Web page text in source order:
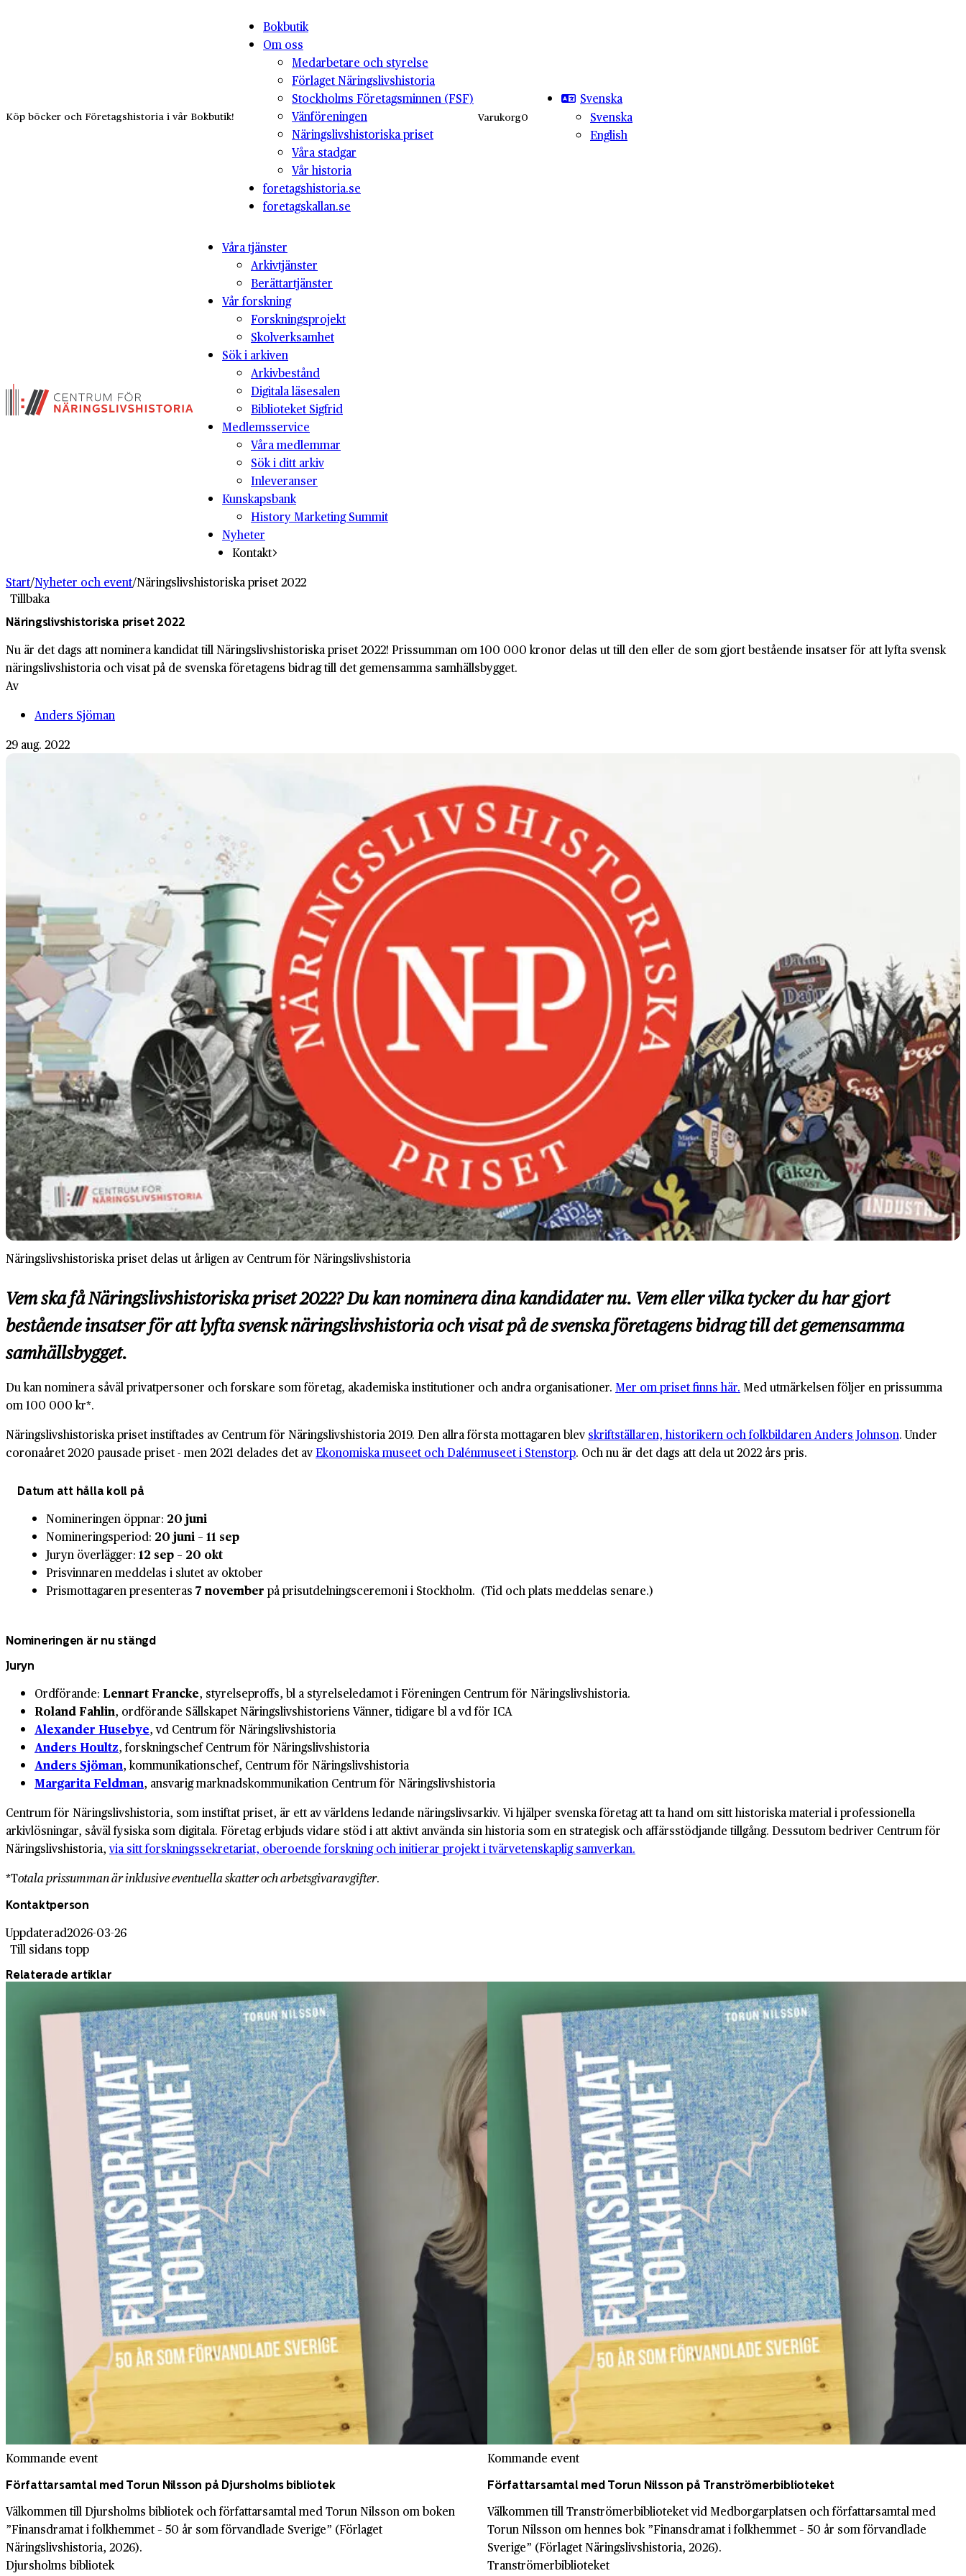
Köp böcker och Företagshistoria i vår Bokbutik!
Bokbutik
Om oss
Medarbetare och styrelse
Förlaget Näringslivshistoria
Stockholms Företagsminnen (FSF)
Vänföreningen
Näringslivshistoriska priset
Våra stadgar
Vår historia
foretagshistoria.se
foretagskallan.se
Varukorg0
Svenska
Svenska
English
Våra tjänster
Arkivtjänster
Berättartjänster
Vår forskning
Forskningsprojekt
Skolverksamhet
Sök i arkiven
Arkivbestånd
Digitala läsesalen
Biblioteket Sigfrid
Medlemsservice
Våra medlemmar
Sök i ditt arkiv
Inleveranser
Kunskapsbank
History Marketing Summit
Nyheter
Kontakt
Start/Nyheter och event/Näringslivshistoriska priset 2022
Tillbaka
Näringslivshistoriska priset 2022
Nu är det dags att nomi­nera kandidat till Närings­livs­histo­riska priset 2022! Pris­summan om 100 000 kronor delas ut till den eller de som gjort bestående insatser för att lyfta svensk
närings­livs­historia och visat på de svenska före­tagens bidrag till det gemen­samma samhälls­bygget.
Av
Anders Sjöman
29 aug. 2022
Näringslivshistoriska priset delas ut årligen av Centrum för Näringslivshistoria
Vem ska få Näringslivshistoriska priset 2022? Du kan nominera dina kandidater nu. Vem eller vilka tycker du har gjort
bestående insatser för att lyfta svensk näringslivshistoria och visat på de svenska företagens bidrag till det gemensamma
samhällsbygget.
Du kan nominera såväl privatpersoner och forskare som företag, akademiska institutioner och andra organisationer. Mer om priset finns här. Med utmärkelsen följer en prissumma
om 100 000 kr*.
Näringslivshistoriska priset instiftades av Centrum för Näringslivshistoria 2019. Den allra första mottagaren blev skriftställaren, historikern och folkbildaren Anders Johnson. Under
coronaåret 2020 pausade priset - men 2021 delades det avEkonomiska museet och Dalénmuseet i Stenstorp. Och nu är det dags att dela ut 2022 års pris.
Datum att hålla koll på
Nomineringen öppnar: 20 juni
Nomineringsperiod: 20 juni – 11 sep
Juryn överlägger: 12 sep – 20 okt
Prisvinnaren meddelas i slutet av oktober
Prismottagaren presenteras 7 november på prisutdelningsceremoni i Stockholm. (Tid och plats meddelas senare.)
Nomineringen är nu stängd
Juryn
Ordförande: Lennart Francke, styrelseproffs, bl a styrelseledamot i Föreningen Centrum för Näringslivshistoria.
Roland Fahlin, ordförande Sällskapet Näringslivshistoriens Vänner, tidigare bl a vd för ICA
Alexander Husebye, vd Centrum för Näringslivshistoria
Anders Houltz, forskningschef Centrum för Näringslivshistoria
Anders Sjöman, kommunikationschef, Centrum för Näringslivshistoria
Margarita Feldman, ansvarig marknadskommunikation Centrum för Näringslivshistoria
Centrum för Näringslivshistoria, som instiftat priset, är ett av världens ledande näringslivsarkiv. Vi hjälper svenska företag att ta hand om sitt historiska material i professionella
arkivlösningar, såväl fysiska som digitala. Företag erbjuds vidare stöd i att aktivt använda sin historia som en strategisk och affärsstödjande tillgång. Dessutom bedriver Centrum för
Näringslivshistoria,via sitt forskningssekretariat, oberoende forskning och initierar projekt i tvärvetenskaplig samverkan.
*Totala prissumman är inklusive eventuella skatter och arbetsgivaravgifter.
Kontaktperson
Uppdaterad2026-03-26
Till sidans topp
Relaterade artiklar
Kommande event
Författarsamtal med Torun Nilsson på Djursholms bibliotek
Välkommen till Djursholms bibliotek och författarsamtal med Torun Nilsson om boken
”Finansdramat i folkhemmet – 50 år som förvandlade Sverige” (Förlaget
Näringslivshistoria, 2026).
Djursholms bibliotek
Kommande event
Författarsamtal med Torun Nilsson på Tranströmerbiblioteket
Välkommen till Tranströmerbiblioteket vid Medborgarplatsen och författarsamtal med
Torun Nilsson om hennes bok ”Finansdramat i folkhemmet – 50 år som förvandlade
Sverige” (Förlaget Näringslivshistoria, 2026).
Tranströmerbiblioteket